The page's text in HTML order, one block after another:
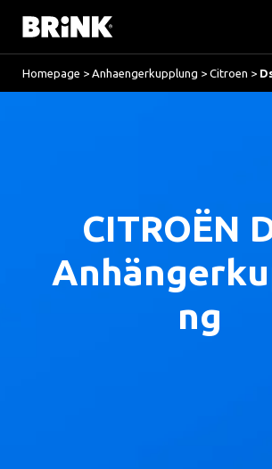
Homepage > Anhaengerkupplung > Citroen >
CITROËN
ng